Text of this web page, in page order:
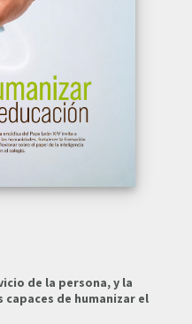
de la persona, y la
de humanizar el